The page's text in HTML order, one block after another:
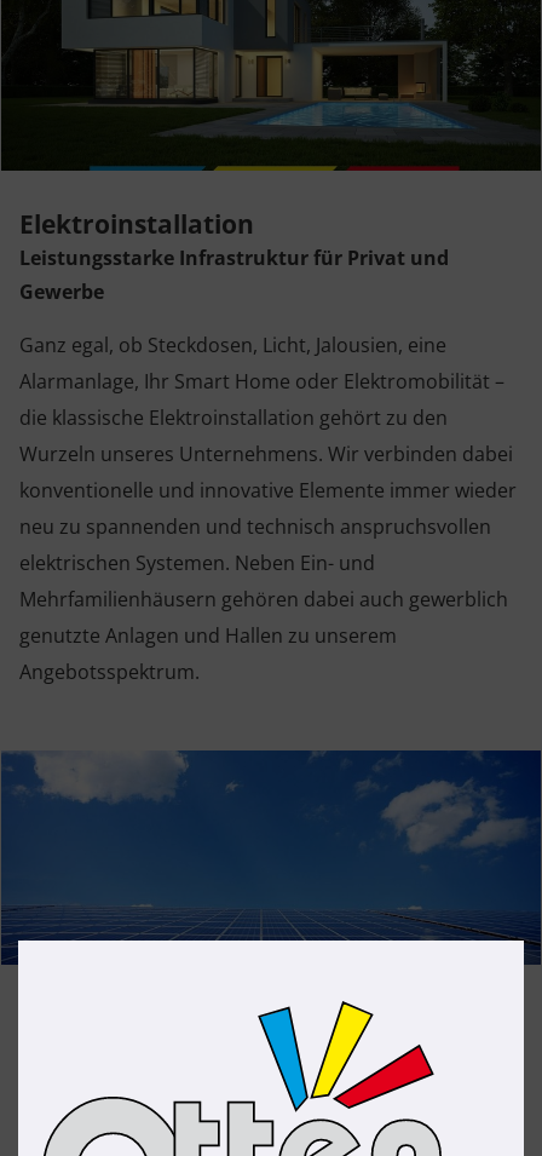
Elektroinstallation
Leistungsstarke Infrastruktur für Privat und
Gewerbe
Ganz egal, ob Steckdosen, Licht, Jalousien, eine
Alarmanlage, Ihr Smart Home oder Elektromobilität –
die klassische Elektroinstallation gehört zu den
Wurzeln unseres Unternehmens. Wir verbinden dabei
konventionelle und innovative Elemente immer wieder
neu zu spannenden und technisch anspruchsvollen
elektrischen Systemen. Neben Ein- und
Mehrfamilienhäusern gehören dabei auch gewerblich
genutzte Anlagen und Hallen zu unserem
Angebotsspektrum.
Eigenstrom macht unabhängig.
Unabhängig, nachhaltig und wirtschaftlich – es gibt
viele gute Gründe für die Installation einer